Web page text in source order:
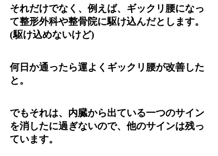
それだけでなく、例えば、ギックリ腰になっ
て整形外科や整骨院に駆け込んだとします。
(駆け込めないけど)
何日か通ったら運よくギックリ腰が改善した
と。
でもそれは、内臓から出ている一つのサイン
を消したに過ぎないので、他のサインは残っ
ています。